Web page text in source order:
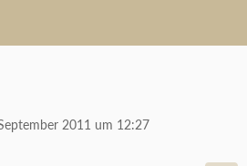
2011 um 12:27